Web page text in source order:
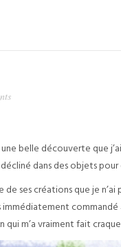
belle découverte que
dans des objets
ses créations que je
immédiatement
m’a vraiment fait